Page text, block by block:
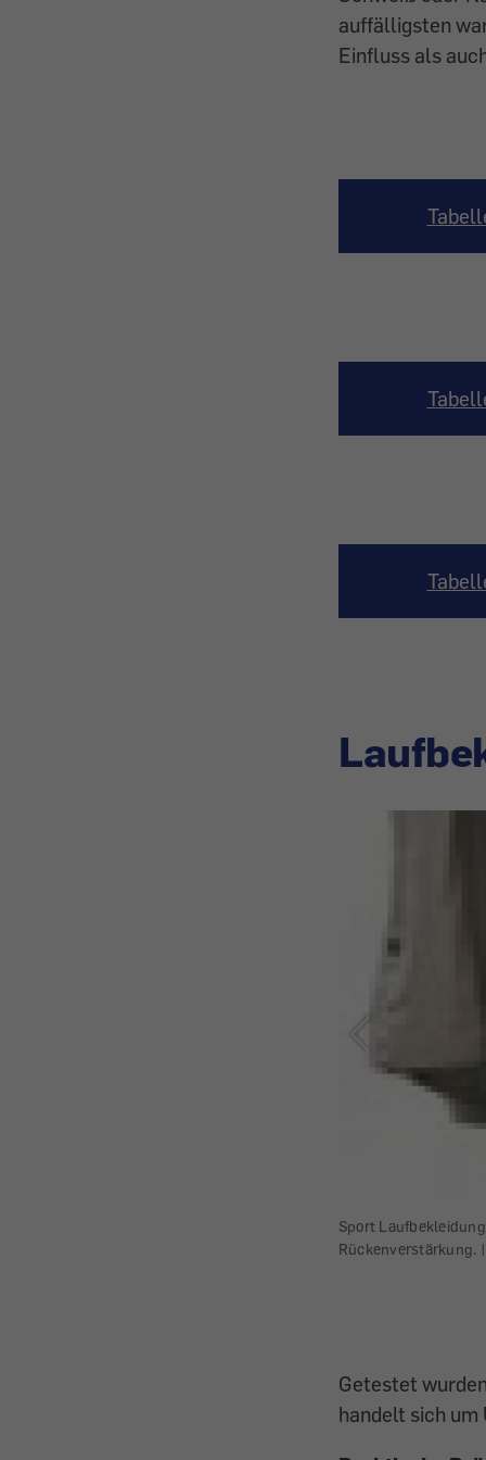
auffälligsten
Einfluss als
Sport
Rückenverstärkung. |
Getestet
handelt sich um